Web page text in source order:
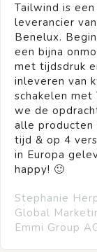
Tailwind is
leverancier
Benelux.
een bijna
met tijdsdruk
inleveren van
schakelen met
we de
alle
tijd & op 4
in Europa
happy! 🙂
Stephanie
Global
Emmi Group